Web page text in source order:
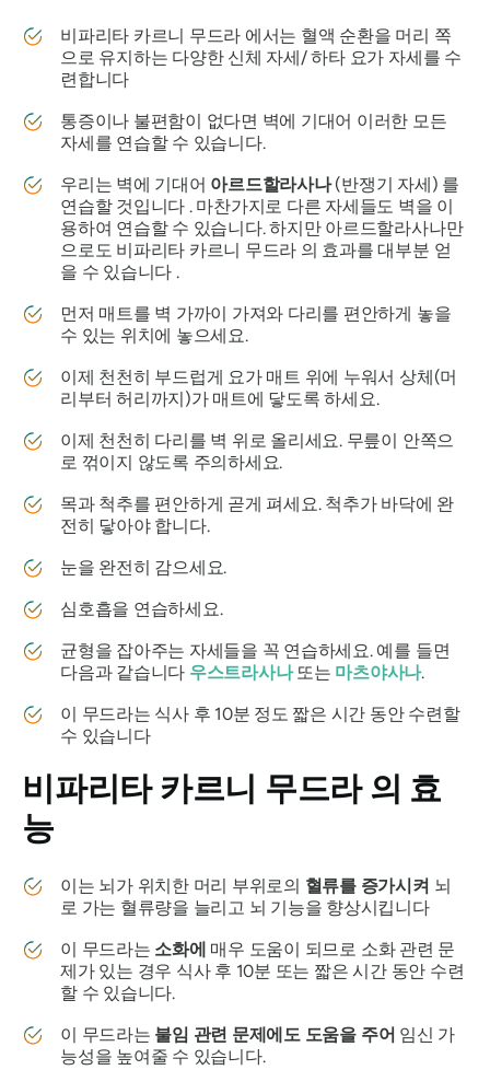
비파리타 카르니 무드라 에서는 혈액 순환을 머리 쪽
으로 유지하는 다양한 신체 자세/하타 요가 자세를 수
련합니다
통증이나 불편함이 없다면 벽에 기대어 이러한 모든
자세를 연습할 수 있습니다.
우리는 벽에 기대어 아르드할라사나(반쟁기 자세) 를
연습할 것입니다 . 마찬가지로 다른 자세들도 벽을 이
용하여 연습할 수 있습니다. 하지만 아르드할라사나만
으로도 비파리타 카르니 무드라 의 효과를 대부분 얻
을 수 있습니다 .
먼저 매트를 벽 가까이 가져와 다리를 편안하게 놓을
수 있는 위치에 놓으세요.
이제 천천히 부드럽게 요가 매트 위에 누워서 상체(머
리부터 허리까지)가 매트에 닿도록 하세요.
이제 천천히 다리를 벽 위로 올리세요. 무릎이 안쪽으
로 꺾이지 않도록 주의하세요.
목과 척추를 편안하게 곧게 펴세요. 척추가 바닥에 완
전히 닿아야 합니다.
눈을 완전히 감으세요.
심호흡을 연습하세요.
균형을 잡아주는 자세들을 꼭 연습하세요. 예를 들면
다음과 같습니다 우스트라사나또는 마츠야사나.
이 무드라는 식사 후 10분 정도 짧은 시간 동안 수련할
수 있습니다
비파리타 카르니 무드라의 효
능
이는 뇌가 위치한 머리 부위로의 혈류를 증가시켜 뇌
로 가는 혈류량을 늘리고 뇌 기능을 향상시킵니다
이 무드라는 소화에 매우 도움이 되므로 소화 관련 문
제가 있는 경우 식사 후 10분 또는 짧은 시간 동안 수련
할 수 있습니다.
이 무드라는 불임 관련 문제에도 도움을 주어 임신 가
능성을 높여줄 수 있습니다.